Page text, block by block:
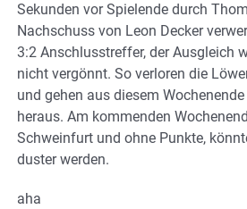
Sekunden vor Spielende durch
Nachschuss von Leon Decker
3:2 Anschlusstreffer, der Ausgleich
nicht vergönnt. So verloren die
und gehen aus diesem
heraus. Am kommenden
Schweinfurt und ohne Punkte,
duster werden.
aha